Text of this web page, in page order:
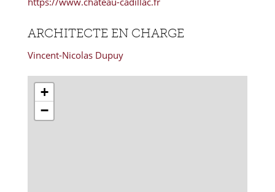
ARCHITECTE EN CHARGE
Vincent-Nicolas Dupuy
+
−